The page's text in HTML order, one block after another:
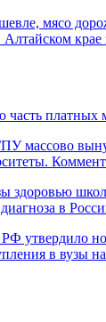
мясо
Алтайском
платных
массово
здоровью
в
утвердило
в вузы